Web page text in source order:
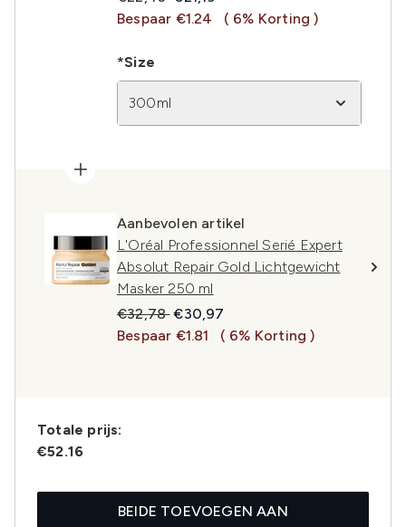
Bespaar €1.24
( 6% Korting )
*Size
300ml
Aanbevolen artikel
L'Oréal Professionnel Serié Expert
Absolut Repair Gold Lichtgewicht
Masker 250 ml
Recommended Retail Price:
€32,78Huidige prijs:
€30,97
Bespaar €1.81
( 6% Korting )
Totale prijs:
€52.16
BEIDE TOEVOEGEN AAN